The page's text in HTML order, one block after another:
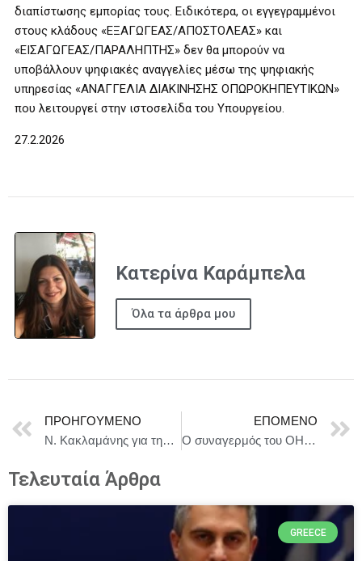
διαπίστωσης εμπορίας τους. Ειδικότερα, οι εγγεγραμμένοι
στους κλάδους «ΕΞΑΓΩΓΕΑΣ/ΑΠΟΣΤΟΛΕΑΣ» και
«ΕΙΣΑΓΩΓΕΑΣ/ΠΑΡΑΛΗΠΤΗΣ» δεν θα μπορούν να
υποβάλλουν ψηφιακές αναγγελίες μέσω της ψηφιακής
υπηρεσίας «ΑΝΑΓΓΕΛΙΑ ΔΙΑΚΙΝΗΣΗΣ ΟΠΩΡΟΚΗΠΕΥΤΙΚΩΝ»
που λειτουργεί στην ιστοσελίδα του Υπουργείου.
27.2.2026
Κατερίνα Καράμπελα
Όλα τα άρθρα μου
ΠΡΟΗΓΟΎΜΕΝΟ
Ν. Κακλαμάνης για την επανένωση των γλυπτών του Παρθενώνα
ΕΠΌΜΕΝΟ
Ο συναγερμός του ΟΗΕ σταματά φορτίο που θα μπορούσε να είχε παραγάγει 1,6 δισεκατομμύρια θανατηφόρες δόσεις φαιντανύλης.
Τελευταία Άρθρα
GREECE